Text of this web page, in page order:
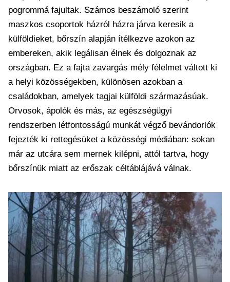
pogrommá fajultak. Számos beszámoló szerint
maszkos csoportok házról házra járva keresik a
külföldieket, bőrszín alapján ítélkezve azokon az
embereken, akik legálisan élnek és dolgoznak az
országban. Ez a fajta zavargás mély félelmet váltott ki
a helyi közösségekben, különösen azokban a
családokban, amelyek tagjai külföldi származásúak.
Orvosok, ápolók és más, az egészségügyi
rendszerben létfontosságú munkát végző bevándorlók
fejezték ki rettegésüket a közösségi médiában: sokan
már az utcára sem mernek kilépni, attól tartva, hogy
bőrszínük miatt az erőszak céltáblájává válnak.